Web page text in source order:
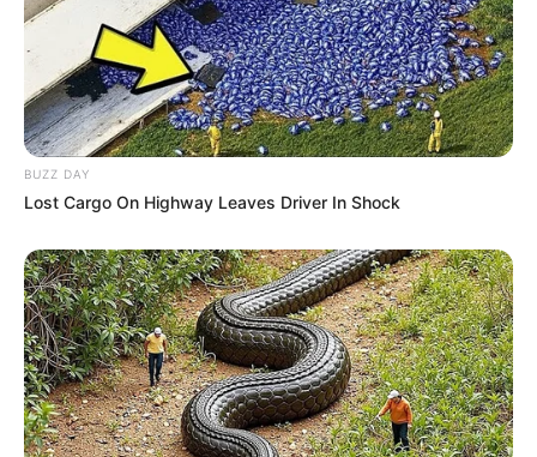
ΑΠΟΨΕΙΣ
Κυνηγούν τις σκέψεις μας
Κυνηγούν τις σκέψεις μας μέσα από έναν πόλεμο στον
οποίο κάποιοι θεωρούν ότι έχουν το μονοπώλιο της
“αληθινής” ενημέρωσης, δημιουργώντας πολύ σοβαρά
προβλήματα στους ανθρώπους...
BUZZ DAY
Lost Cargo On Highway Leaves Driver In Shock